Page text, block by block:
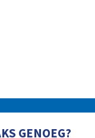
GENOEG?